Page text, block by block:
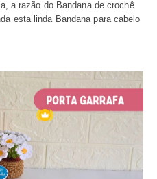
a razão do Bandana de crochê
esta linda Bandana para cabelo